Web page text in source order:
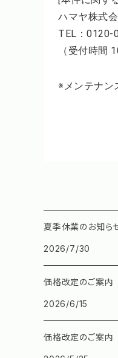
ハマヤ株式
TEL：0120-
（受付時間
※メンテナン
夏季休業のお知ら
2026/7/30
価格改定のご案内
2026/6/15
価格改定のご案内